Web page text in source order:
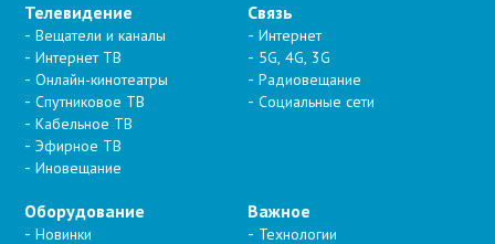
Телевидение
Вещатели и каналы
Интернет ТВ
Онлайн-кинотеатры
Спутниковое ТВ
Кабельное ТВ
Эфирное ТВ
Иновещание
Связь
Интернет
5G, 4G, 3G
Радиовещание
Социальные сети
Оборудование
Новинки
Важное
Технологии